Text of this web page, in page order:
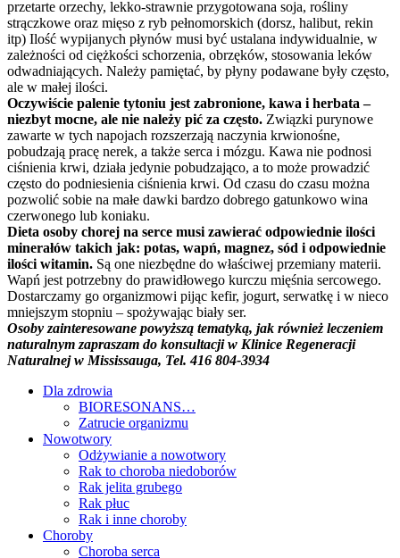
przetarte orzechy, lekko-strawnie przygotowana soja, rośliny
strączkowe oraz mięso z ryb pełnomorskich (dorsz, halibut, rekin
itp) Ilość wypijanych płynów musi być ustalana indywidualnie, w
zależności od ciężkości schorzenia, obrzęków, stosowania leków
odwadniających. Należy pamiętać, by płyny podawane były często,
ale w małej ilości.
Oczywiście palenie tytoniu jest zabronione, kawa i herbata –
niezbyt mocne, ale nie należy pić za często. Związki purynowe
zawarte w tych napojach rozszerzają naczynia krwionośne,
pobudzają pracę nerek, a także serca i mózgu. Kawa nie podnosi
ciśnienia krwi, działa jedynie pobudzająco, a to może prowadzić
często do podniesienia ciśnienia krwi. Od czasu do czasu można
pozwolić sobie na małe dawki bardzo dobrego gatunkowo wina
czerwonego lub koniaku.
Dieta osoby chorej na serce musi zawierać odpowiednie ilości
minerałów takich jak: potas, wapń, magnez, sód i odpowiednie
ilości witamin. Są one niezbędne do właściwej przemiany materii.
Wapń jest potrzebny do prawidłowego kurczu mięśnia sercowego.
Dostarczamy go organizmowi pijąc kefir, jogurt, serwatkę i w nieco
mniejszym stopniu – spożywając biały ser.
Osoby zainteresowane powyższą tematyką, jak również leczeniem
naturalnym zapraszam do konsultacji w Klinice Regeneracji
Naturalnej w Mississauga, Tel. 416 804-3934
Dla zdrowia
BIORESONANS…
Zatrucie organizmu
Nowotwory
Odżywianie a nowotwory
Rak to choroba niedoborów
Rak jelita grubego
Rak płuc
Rak i inne choroby
Choroby
Choroba serca